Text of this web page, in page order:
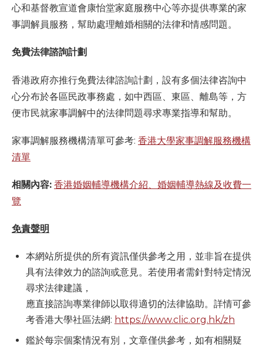
心和基督教宣道會康怡堂家庭服務中心等亦提供專業的家
事調解員服務，幫助處理離婚相關的法律和情感問題。
免費法律諮詢計劃
香港政府亦推行免費法律諮詢計劃，設有多個法律咨詢中
心分布於各區民政事務處，如中西區、東區、離島等，方
便市民就家事調解中的法律問題尋求專業指導和幫助。
家事調解服務機構清單可參考: 香港大學家事調解服務機構
清單
相關內容: 香港婚姻輔導機構介紹、婚姻輔導熱線及收費一
覽
免責聲明
本網站所提供的所有資訊僅供參考之用，並非旨在提供
具有法律效力的諮詢或意見。若使用者需針對特定情況
尋求法律建議，
應直接諮詢專業律師以取得適切的法律協助。詳情可參
考香港大學社區法網: https://www.clic.org.hk/zh
鑑於每宗個案情況有別，文章僅供參考，如有相關疑